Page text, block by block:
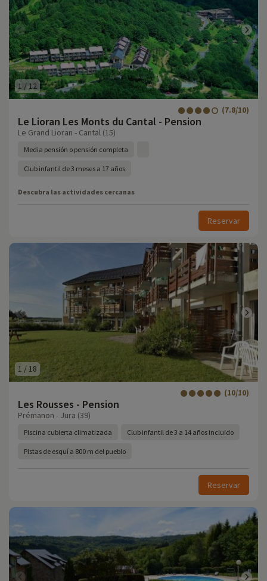
1 /12
Le Lioran Les Monts du Cantal - Pension
(7.8/10)
Le Grand Lioran - Cantal (15)
Media pensión o pensión completa
Club infantil de 3 meses a 17 años
Descubra las actividades cercanas
Reservar
1 / 18
Les Rousses - Pension
(10/10)
Prémanon - Jura (39)
Piscina cubierta climatizada Club infantil de 3 a 14 años incluido
Pistas de esquí a 800 m del pueblo
Reservar